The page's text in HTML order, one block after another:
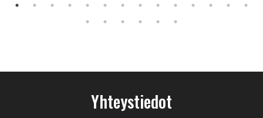
Yhteystiedot